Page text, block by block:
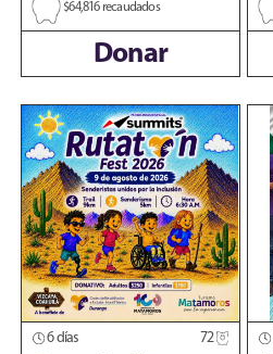
$64,816 recaudados
Donar
6 días 72